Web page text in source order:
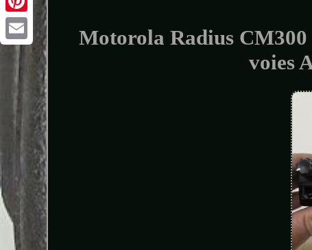
Motorola Radius
voies